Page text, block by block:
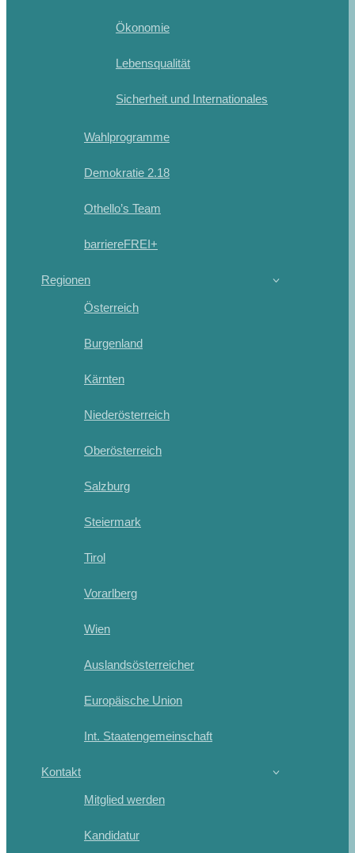
Ökonomie
Lebensqualität
Sicherheit und Internationales
Wahlprogramme
Demokratie 2.18
Othello’s Team
barriereFREI+
Regionen
Österreich
Burgenland
Kärnten
Niederösterreich
Oberösterreich
Salzburg
Steiermark
Tirol
Vorarlberg
Wien
Auslandsösterreicher
Europäische Union
Int. Staatengemeinschaft
Kontakt
Mitglied werden
Kandidatur